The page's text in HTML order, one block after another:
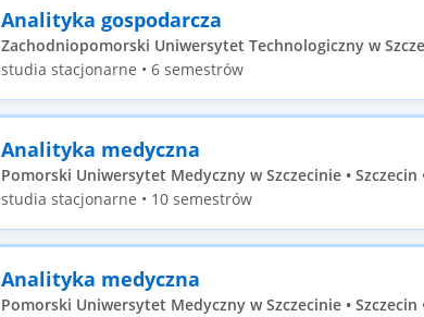
Analityka gospodarcza
Zachodniopomorski Uniwersytet Technologiczny w
studia stacjonarne • 6 semestrów
Analityka medyczna
Pomorski Uniwersytet Medyczny w Szczecinie •
studia stacjonarne • 10 semestrów
Analityka medyczna
Pomorski Uniwersytet Medyczny w Szczecinie •